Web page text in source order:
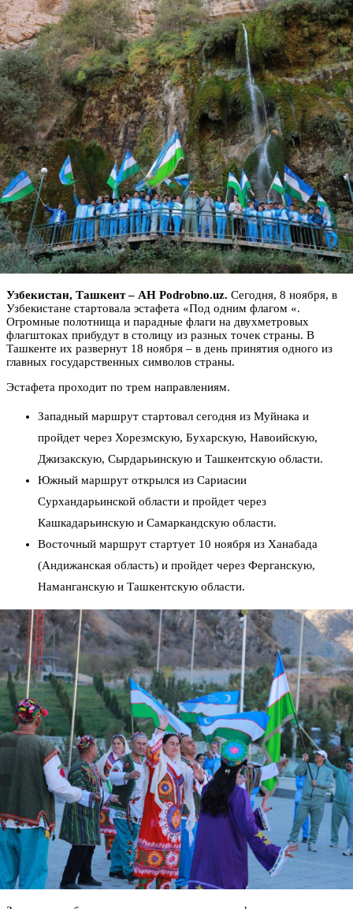
Узбекистан, Ташкент – АН Podrobno.uz. Сегодня, 8 ноября, в
Узбекистане стартовала эстафета «Под одним флагом «.
Огромные полотнища и парадные флаги на двухметровых
флагштоках прибудут в столицу из разных точек страны. В
Ташкенте их развернут 18 ноября – в день принятия одного из
главных государственных символов страны.
Эстафета проходит по трем направлениям.
Западный маршрут стартовал сегодня из Муйнака и
пройдет через Хорезмскую, Бухарскую, Навоийскую,
Джизакскую, Сырдарьинскую и Ташкентскую области.
Южный маршрут открылся из Сариасии
Сурхандарьинской области и пройдет через
Кашкадарьинскую и Самаркандскую области.
Восточный маршрут стартует 10 ноября из Ханабада
(Андижанская область) и пройдет через Ферганскую,
Наманганскую и Ташкентскую области.